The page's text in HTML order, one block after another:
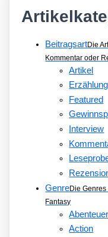
BeitragsartDie
Kommentar oder
Artikel
Erzählung
Featured
Interview
GenreDie
Fantasy
Abenteuer
Action